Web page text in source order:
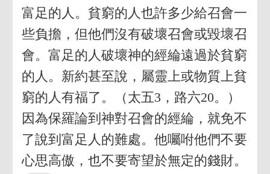
富足的人。貧窮的人也許多少給召會一
些負擔，但他們沒有破壞召會或毀壞召
會。富足的人破壞神的經綸遠過於貧窮
的人。新約甚至說，屬靈上或物質上貧
窮的人有福了。（太五3，路六20。）
因為保羅論到神對召會的經綸，就免不
了說到富足人的難處。他囑咐他們不要
心思高傲，也不要寄望於無定的錢財。